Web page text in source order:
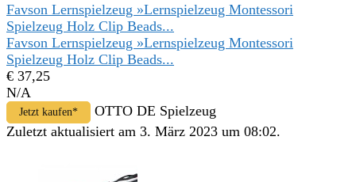
Favson Lernspielzeug »Lernspielzeug Montessori
Spielzeug Holz Clip Beads...
Favson Lernspielzeug »Lernspielzeug Montessori
Spielzeug Holz Clip Beads...
€ 37,25
N/A
Jetzt kaufen*
OTTO DE Spielzeug
Zuletzt aktualisiert am 3. März 2023 um 08:02.